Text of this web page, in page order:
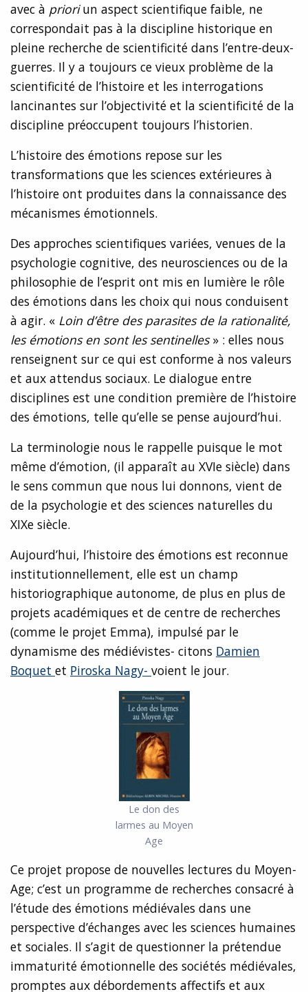
avec à prioriun aspect scientifique faible, ne
correspondait pas à la discipline historique en
pleine recherche de scientificité dans l’entre-deux-
guerres. Il y a toujours ce vieux problème de la
scientificité de l’histoire et les interrogations
lancinantes sur l’objectivité et la scientificité de la
discipline préoccupent toujours l’historien.
L’histoire des émotions repose sur les
transformations que les sciences extérieures à
l’histoire ont produites dans la connaissance des
mécanismes émotionnels.
Des approches scientifiques variées, venues de la
psychologie cognitive, des neurosciences ou de la
philosophie de l’esprit ont mis en lumière le rôle
des émotions dans les choix qui nous conduisent
à agir. « Loin d’être des parasites de la rationalité,
les émotions en sont les sentinelles» : elles nous
renseignent sur ce qui est conforme à nos valeurs
et aux attendus sociaux. Le dialogue entre
disciplines est une condition première de l’histoire
des émotions, telle qu’elle se pense aujourd’hui.
La terminologie nous le rappelle puisque le mot
même d’émotion, (il apparaît au XVIe siècle) dans
le sens commun que nous lui donnons, vient de
de la psychologie et des sciences naturelles du
XIXe siècle.
Aujourd’hui, l’histoire des émotions est reconnue
institutionnellement, elle est un champ
historiographique autonome, de plus en plus de
projets académiques et de centre de recherches
(comme le projet Emma), impulsé par le
dynamisme des médiévistes- citons Damien
Boquet et Piroska Nagy- voient le jour.
Le don des
larmes au Moyen
Age
Ce projet propose de nouvelles lectures du Moyen-
Age; c’est un programme de recherches consacré à
l’étude des émotions médiévales dans une
perspective d’échanges avec les sciences humaines
et sociales. Il s’agit de questionner la prétendue
immaturité émotionnelle des sociétés médiévales,
promptes aux débordements affectifs et aux